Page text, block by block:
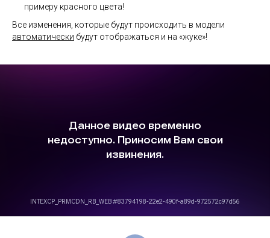
примеру красного цвета!
Все изменения, которые будут происходить в модели
автоматически будут отображаться и на «жуке»!